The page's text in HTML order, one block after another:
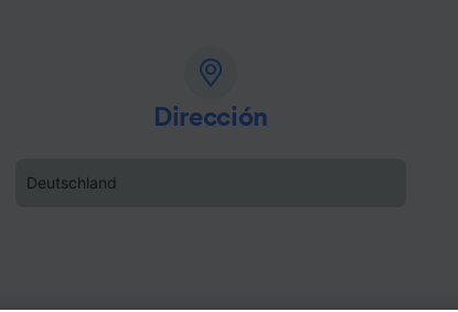
Dirección
Deutschland